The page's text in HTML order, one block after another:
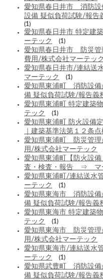
愛知県春日井市 消防設
設備 疑似負荷試験/報告
(1)
愛知県春日井市 特定建
ーテック
(1)
愛知県春日井市 防災管
費用/株式会社マーテック
愛知県春日井市/連結送
マーテック
(1)
愛知県東浦町 消防設備
備 疑似負荷試験/報告義
愛知県東浦町 特定建築
テック
(1)
愛知県東浦町 防火設備
｜建築基準法第１２条
愛知県東浦町 防災管理
用/株式会社マーテック
愛知県東浦町【防火設
査・検査・報告 ⇒ マ
愛知県東浦町/連結送水
ーテック
(1)
愛知県東海市 消防設備
備 疑似負荷試験/報告義
愛知県東海市 特定建築
テック
(1)
愛知県東海市 防災管理
用/株式会社マーテック
愛知県東海市/連結送水
ーテック
(1)
愛知県武豊町 消防設備
備 疑似負荷試験/報告義